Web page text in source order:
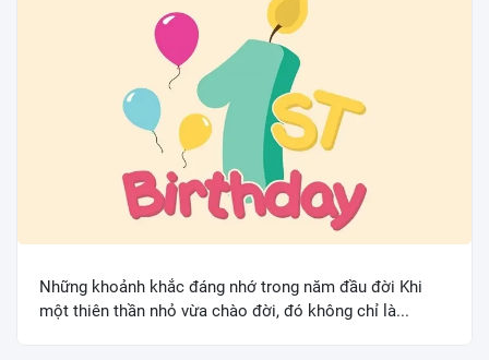
Những khoảnh khắc đáng nhớ trong năm đầu đời Khi
một thiên thần nhỏ vừa chào đời, đó không chỉ là...